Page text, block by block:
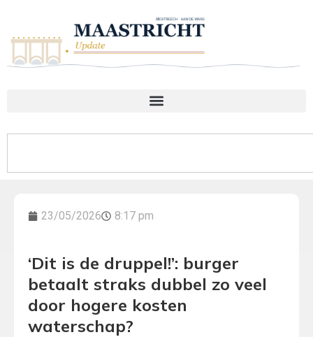
23/05/2026 8:17 pm
‘Dit is de druppel!’: burger
betaalt straks dubbel zo veel
door hogere kosten
waterschap?